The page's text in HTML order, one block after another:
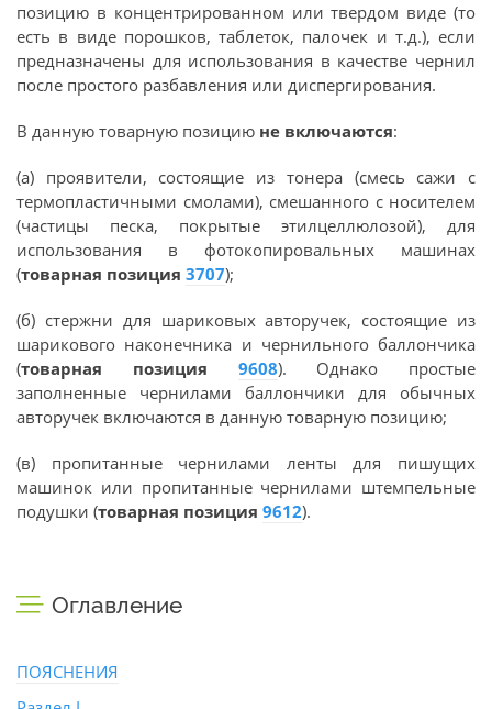
позицию в концентрированном или твердом виде (то
есть в виде порошков, таблеток, палочек и т.д.), если
предназначены для использования в качестве чернил
после простого разбавления или диспергирования.
В данную товарную позицию не включаются:
(а) проявители, состоящие из тонера (смесь сажи с
термопластичными смолами), смешанного с носителем
(частицы песка, покрытые этилцеллюлозой), для
использования в фотокопировальных машинах
(товарная позиция 3707);
(б) стержни для шариковых авторучек, состоящие из
шарикового наконечника и чернильного баллончика
(товарная позиция 9608). Однако простые
заполненные чернилами баллончики для обычных
авторучек включаются в данную товарную позицию;
(в) пропитанные чернилами ленты для пишущих
машинок или пропитанные чернилами штемпельные
подушки (товарная позиция 9612).
Оглавление
ПОЯСНЕНИЯ